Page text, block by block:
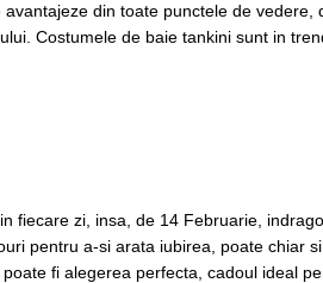
din toate punctele de vedere,
Costumele de baie tankini sunt in
fiecare zi, insa, de 14 Februarie,
pentru a-si arata iubirea, poate chiar
fi alegerea perfecta, cadoul ideal